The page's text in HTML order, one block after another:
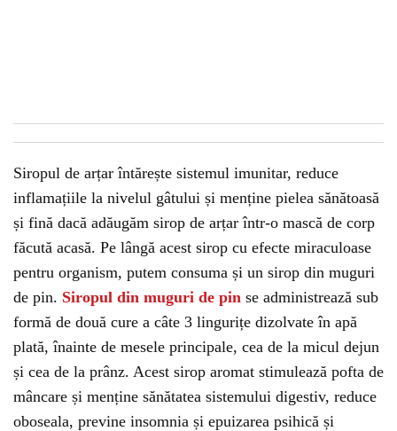
Siropul de arțar întărește sistemul imunitar, reduce
inflamațiile la nivelul gâtului și menține pielea sănătoasă
și fină dacă adăugăm sirop de arțar într-o mască de corp
făcută acasă. Pe lângă acest sirop cu efecte miraculoase
pentru organism, putem consuma și un sirop din muguri
de pin. Siropul din muguri de pin se administrează sub
formă de două cure a câte 3 lingurițe dizolvate în apă
plată, înainte de mesele principale, cea de la micul dejun
și cea de la prânz. Acest sirop aromat stimulează pofta de
mâncare și menține sănătatea sistemului digestiv, reduce
oboseala, previne insomnia și epuizarea psihică și